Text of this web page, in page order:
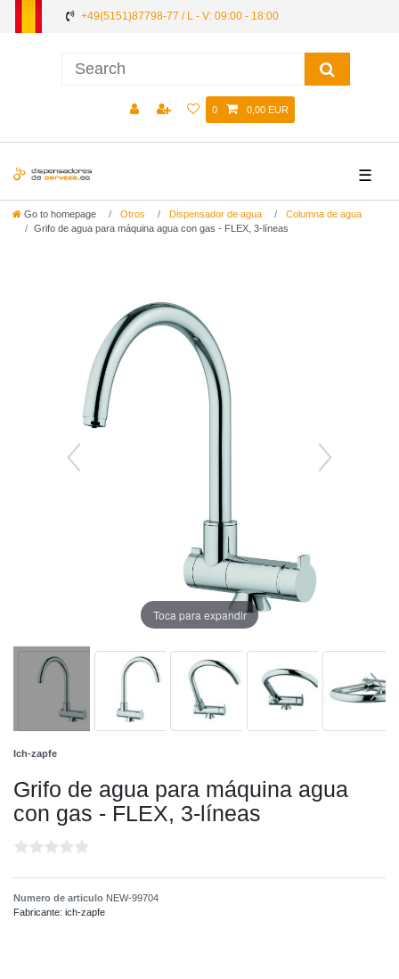
+49(5151)87798-77 / L - V: 09:00 - 18:00
0 0,00 EUR
☰
Go to homepage Otros Dispensador de agua
Columna de agua
Grifo de agua para máquina agua con gas - FLEX, 3-líneas
Toca para expandir
Ich-zapfe
Grifo de agua para máquina agua
con gas - FLEX, 3-líneas
Numero de articulo NEW-99704
Fabricante: ich-zapfe